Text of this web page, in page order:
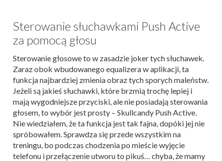
Sterowanie słuchawkami Push Active
za pomocą głosu
Sterowanie głosowe to w zasadzie joker tych słuchawek.
Zaraz obok wbudowanego equalizera w aplikacji, ta
funkcja najbardziej zmienia obraz tych sporych maleństw.
Jeżeli są jakieś słuchawki, które brzmią trochę lepiej i
mają wygodniejsze przyciski, ale nie posiadają sterowania
głosem, to wybór jest prosty – Skullcandy Push Active.
Nie wiedziałem, że ta funkcja jest tak fajna, dopóki jej nie
spróbowałem. Sprawdza się przede wszystkim na
treningu, bo podczas chodzenia po mieście wyjęcie
telefonu i przełączenie utworu to pikuś… chyba, że mamy